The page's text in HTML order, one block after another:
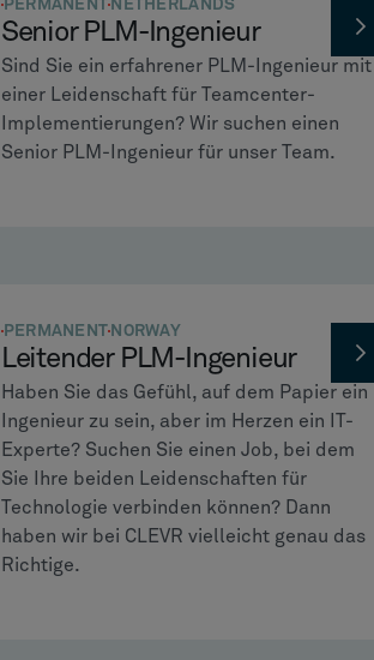
PERMANENT NETHERLANDS
Senior PLM-Ingenieur
Sind Sie ein erfahrener PLM-Ingenieur mit
einer Leidenschaft für Teamcenter-
Implementierungen? Wir suchen einen
Senior PLM-Ingenieur für unser Team.
PERMANENT NORWAY
Leitender PLM-Ingenieur
Haben Sie das Gefühl, auf dem Papier ein
Ingenieur zu sein, aber im Herzen ein IT-
Experte? Suchen Sie einen Job, bei dem
Sie Ihre beiden Leidenschaften für
Technologie verbinden können? Dann
haben wir bei CLEVR vielleicht genau das
Richtige.